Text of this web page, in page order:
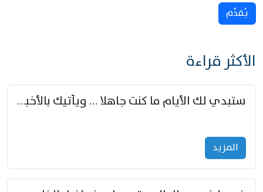
يُقدِّم
الأكثر قراءة
ستبدي لك الأيام ما كنت جاهلا … ويأتيك بالأخبار من لم تزوّد
المزید